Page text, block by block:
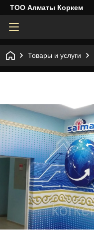
ТОО Алматы Коркем
Товары и услуги